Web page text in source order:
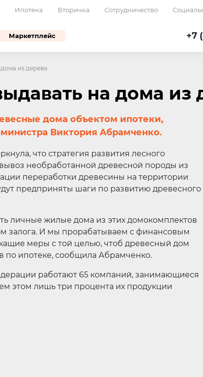
Ипотека Вторичка Сотрудничество
Маркетплейс +7
из дерева
на дома из
дома объектом ипотеки,
Виктория Абрамченко.
что стратегия развития лесного
необработанной древесной породы из
переработки древесины на территории
предприняты шаги по развитию древесного
личные жилые дома из этих домокомплектов
залога. И мы прорабатываем с финансовым
меры с той целью, чтоб древесный дом
ипотеке, сообщила Абрамченко.
работают 65 компаний, занимающиеся
этом лишь три процента их продукции